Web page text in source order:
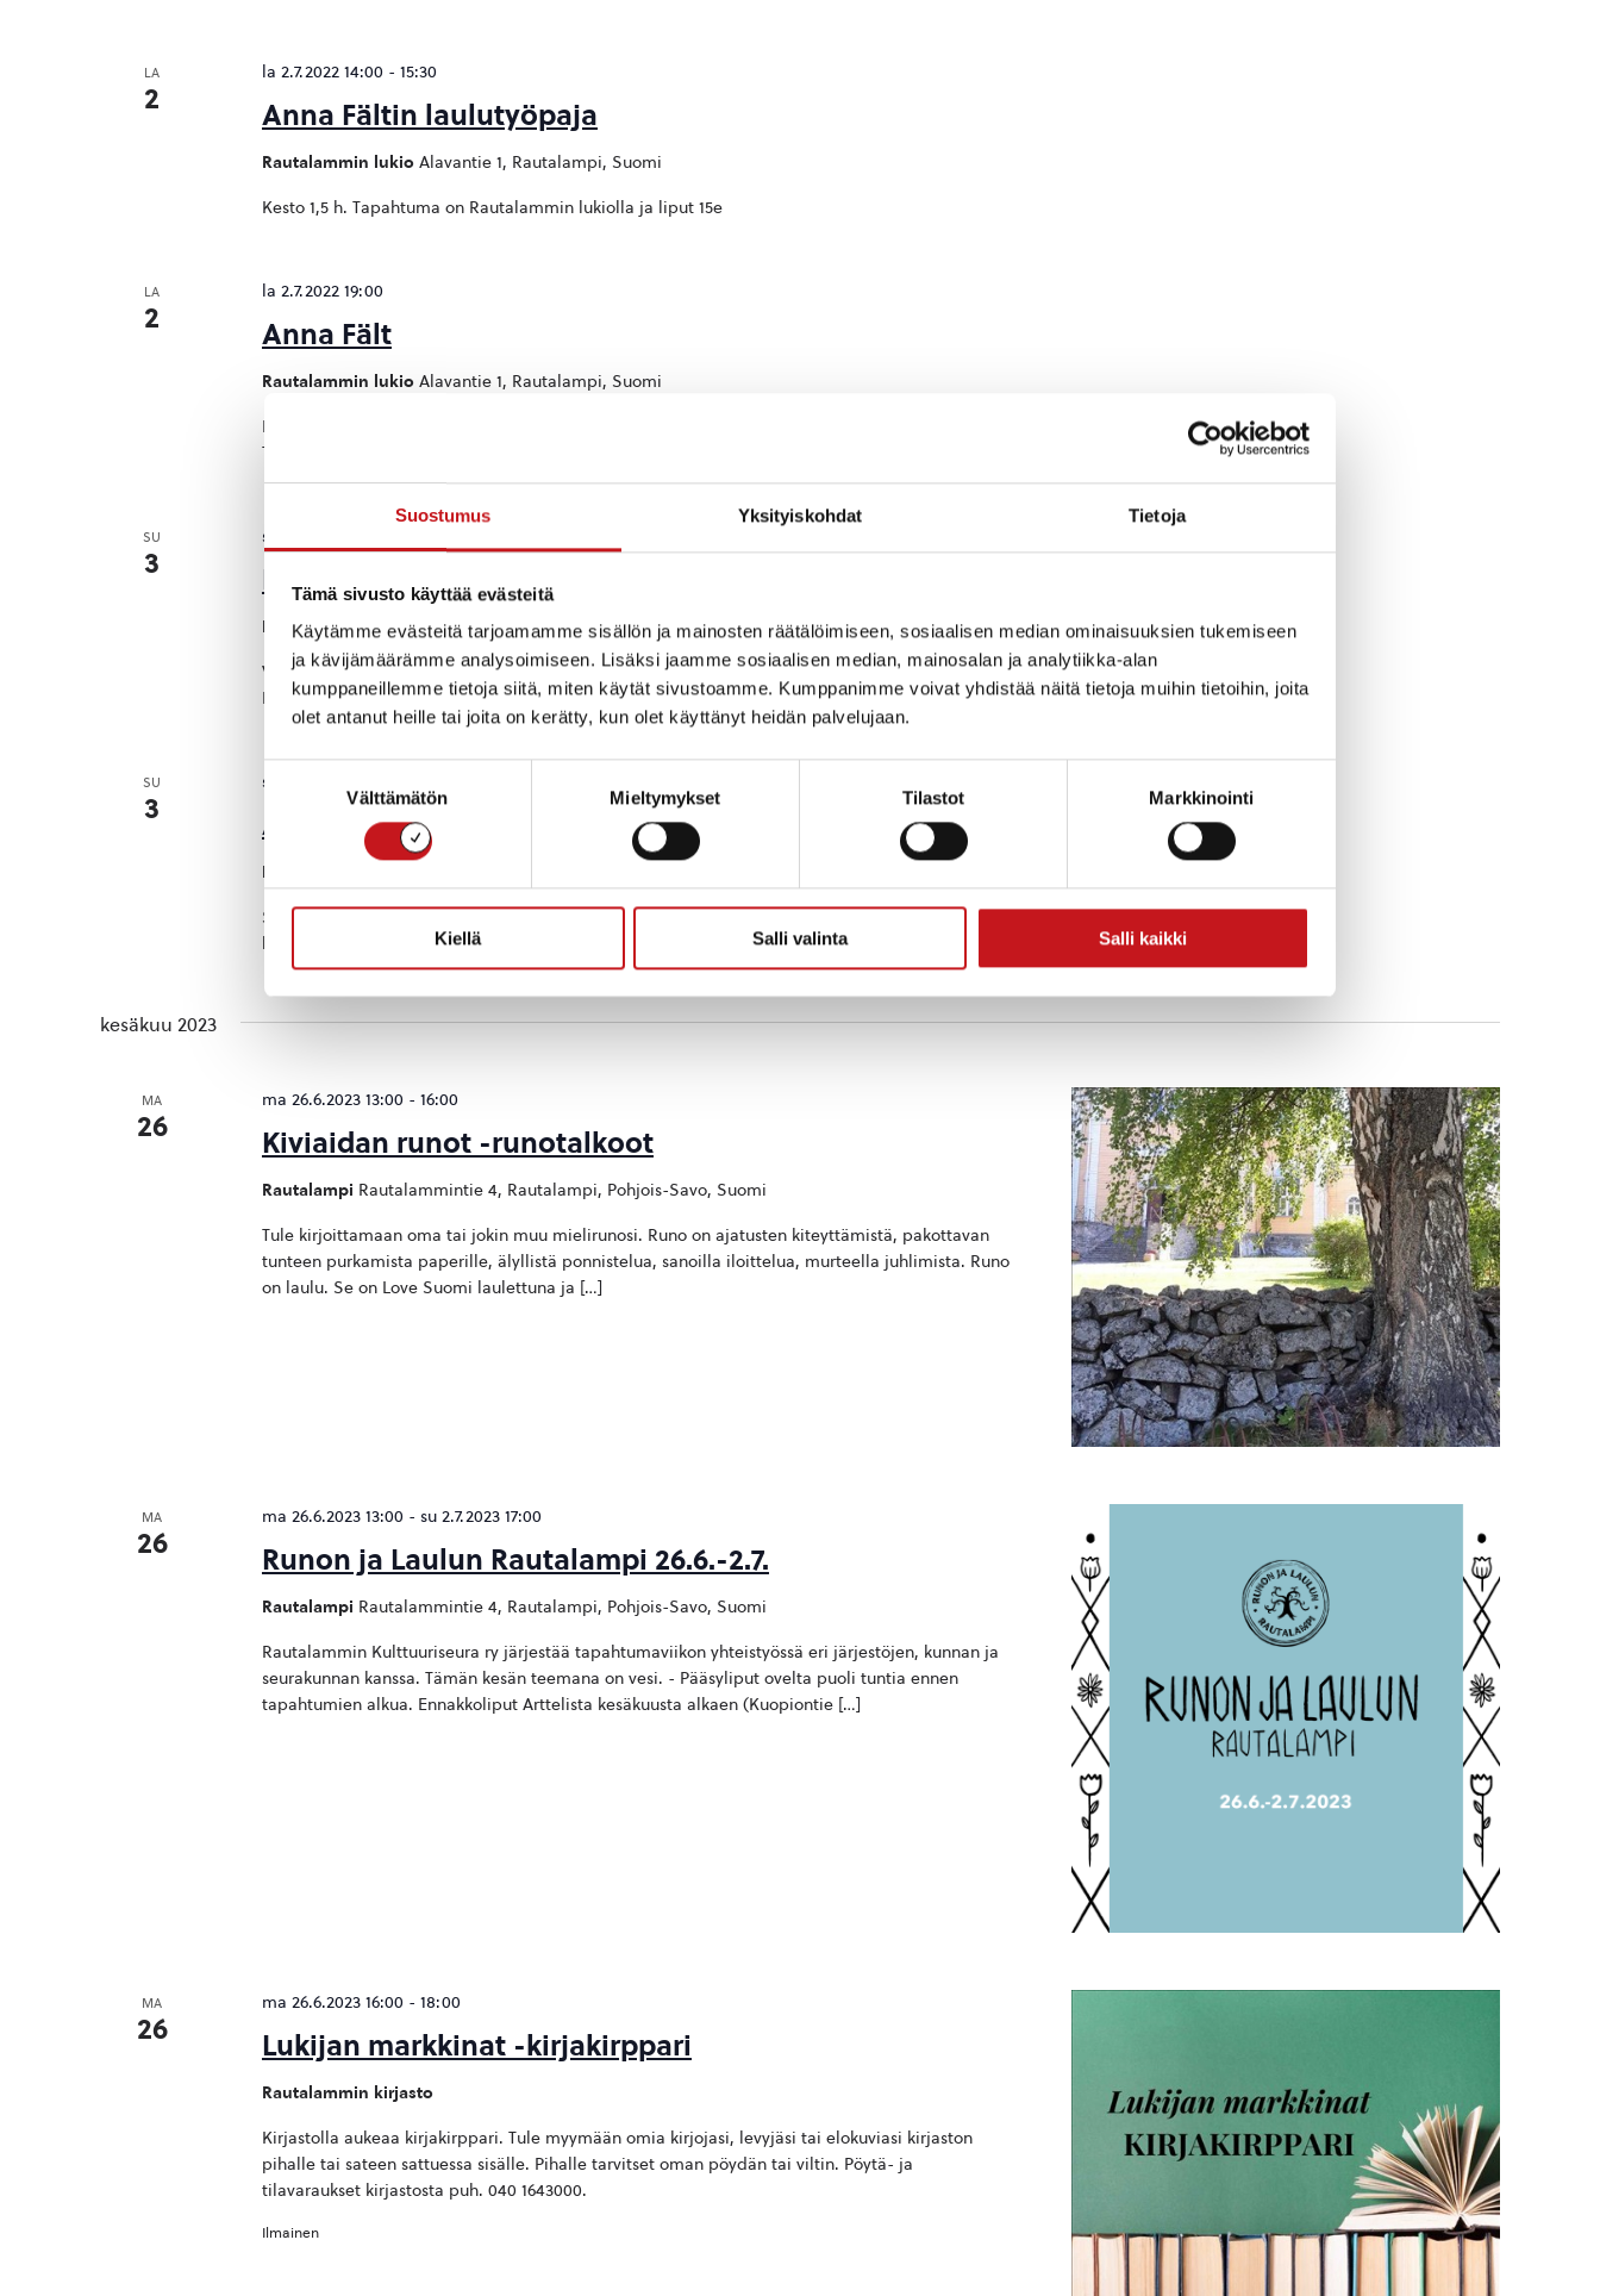
Suostumus Yksityiskohdat Tietoja
Tämä sivusto käyttää evästeitä
Käytämme evästeitä tarjoamamme sisällön ja mainosten räätälöimiseen, sosiaalisen median ominaisuuksien tukemiseen
ja kävijämäärämme analysoimiseen. Lisäksi jaamme sosiaalisen median, mainosalan ja analytiikka-alan
kumppaneillemme tietoja siitä, miten käytät sivustoamme. Kumppanimme voivat yhdistää näitä tietoja muihin tietoihin, joita
olet antanut heille tai joita on kerätty, kun olet käyttänyt heidän palvelujaan.
Välttämätön Mieltymykset Tilastot Markkinointi
Kiellä Salli valinta Salli kaikki
LA
2 Anna Fältin laulutyöpaja
la 2.7.2022 14:00- 15:30
Rautalammin lukio Alavantie 1, Rautalampi, Suomi
Kesto 1,5 h. Tapahtuma on Rautalammin lukiolla ja liput 15e
LA
2 Anna Fält
la 2.7.2022 19:00
Rautalammin lukio Alavantie 1, Rautalampi, Suomi
Lumoava kansanmuusikko keskittyy vanhoihin laulutapoihin ja ihmisäänen varioimiseen.
Tapahtuma on Rautalammin lukiolla ja liput 20e
SU
3 Kirkkokonsertti
su 3.7.2022 13:00
RautalampiRautalammintie 4, Rautalampi, Pohjois-Savo, Suomi
Vaughan Williams: Songs of Travel-laulusarja, sekö muuta matka-aiheista liedmusiikkia. Baritoni
Petrus Marjanen ja pianisti Tanja Niiranen. Käsiohjelma 20e
SU
3 Anna Wildrosen maailmat
su 3.7.2022 18:00
Rautalampi
Soiva taidenäyttely. Teatteri ja musiikki kohtaavat rautalampilaisen Pirkko Toiviaisen
kuvataiteen. Tapahtuma on Kerkonkosken seuralassa ja liput 15e
kesäkuu 2023
MA
26 Kiviaidan runot -runotalkoot
ma 26.6.2023 13:00- 16:00
Rautalampi Rautalammintie 4, Rautalampi, Pohjois-Savo, Suomi
Tule kirjoittamaan oma tai jokin muu mielirunosi. Runo on ajatusten kiteyttämistä, pakottavan
tunteen purkamista paperille, älyllistä ponnistelua, sanoilla iloittelua, murteella juhlimista. Runo
on laulu. Se on Love Suomi laulettuna ja […]
MA
26 Runon ja Laulun Rautalampi 26.6.-2.7.
ma 26.6.2023 13:00- su 2.7.2023 17:00
Rautalampi Rautalammintie 4, Rautalampi, Pohjois-Savo, Suomi
Rautalammin Kulttuuriseura ry järjestää tapahtumaviikon yhteistyössä eri järjestöjen, kunnan ja
seurakunnan kanssa. Tämän kesän teemana on vesi. - Pääsyliput ovelta puoli tuntia ennen
tapahtumien alkua. Ennakkoliput Arttelista kesäkuusta alkaen (Kuopiontie […]
MA
26 Lukijan markkinat -kirjakirppari
ma 26.6.2023 16:00- 18:00
Rautalammin kirjasto
Kirjastolla aukeaa kirjakirppari. Tule myymään omia kirjojasi, levyjäsi tai elokuviasi kirjaston
pihalle tai sateen sattuessa sisälle. Pihalle tarvitset oman pöydän tai viltin. Pöytä- ja
tilavaraukset kirjastosta puh. 040 1643000.
Ilmainen